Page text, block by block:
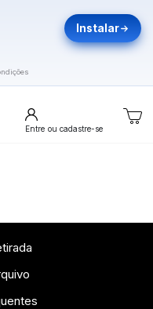
Instalar
Entre ou cadastre-se